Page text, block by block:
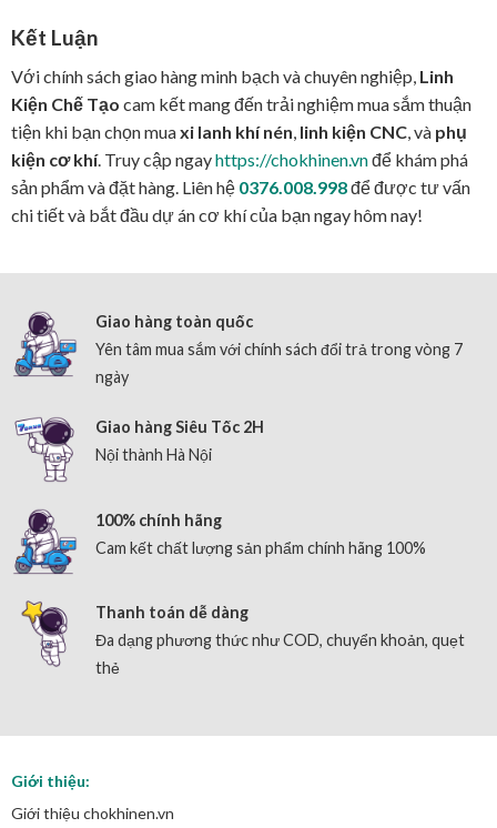
Kết Luận
Với chính sách giao hàng minh bạch và chuyên nghiệp, Linh
Kiện Chế Tạo cam kết mang đến trải nghiệm mua sắm thuận
tiện khi bạn chọn muaxi lanh khí nén linh kiện CNC , và phụ
kiện cơ khí. Truy cập ngayhttps://chokhinen.vnđể khám phá
sản phẩm và đặt hàng. Liên hệ 0376.008.998để được tư vấn
chi tiết và bắt đầu dự án cơ khí của bạn ngay hôm nay!
Giao hàng toàn quốc
Yên tâm mua sắm với chính sách đổi trả trong vòng 7
ngày
Giao hàng Siêu Tốc 2H
Nội thành Hà Nội
100% chính hãng
Cam kết chất lượng sản phẩm chính hãng 100%
Thanh toán dễ dàng
Đa dạng phương thức như COD, chuyển khoản, quẹt
thẻ
Giới thiệu:
Giới thiệu chokhinen.vn